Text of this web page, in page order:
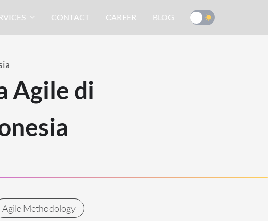
CONTACT CAREER BLOG
Agile di
Agile Methodology